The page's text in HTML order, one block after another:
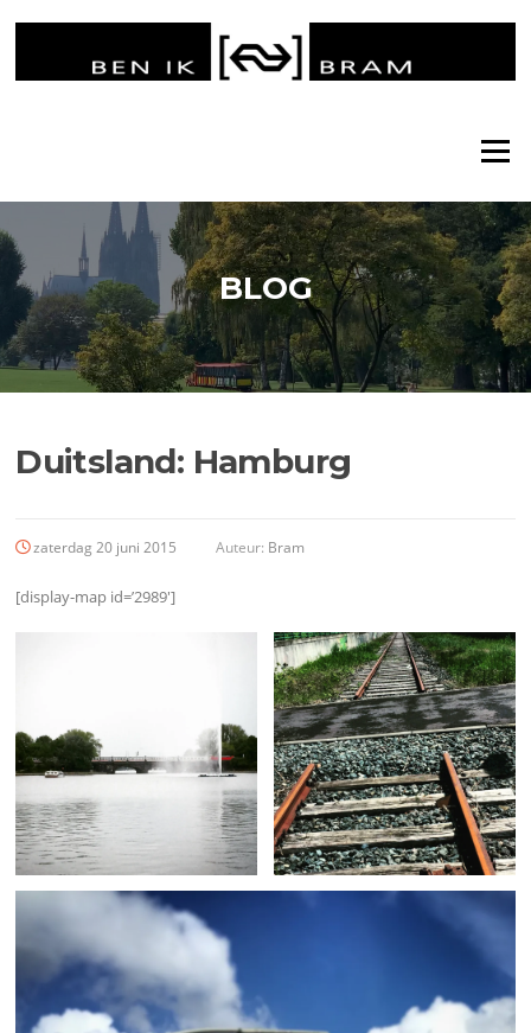
Menu
BLOG
Duitsland: Hamburg
zaterdag 20 juni 2015 Auteur: Bram
[display-map id=’2989′]